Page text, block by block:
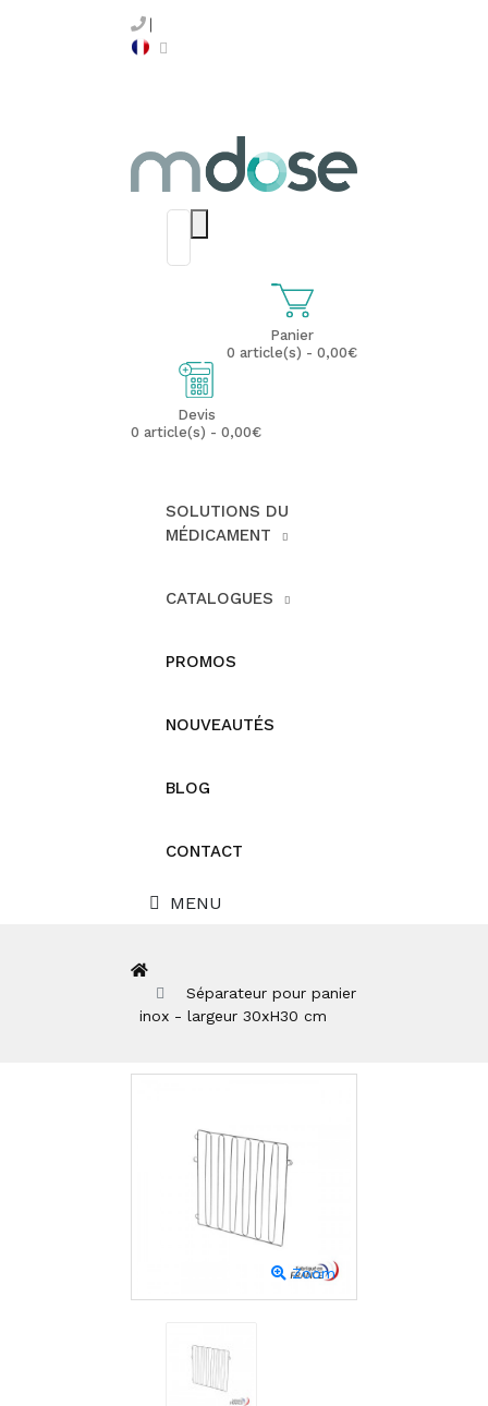
Panier
0 article(s) - 0,00€
Devis
0 article(s) - 0,00€
SOLUTIONS DU
MÉDICAMENT
CATALOGUES
PROMOS
NOUVEAUTÉS
BLOG
CONTACT
MENU
Séparateur pour panier
inox - largeur 30xH30 cm
Zoom